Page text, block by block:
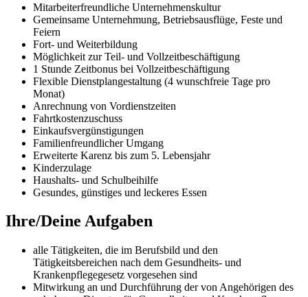
Mitarbeiterfreundliche Unternehmenskultur
Gemeinsame Unternehmung, Betriebsausflüge, Feste und
Feiern
Fort- und Weiterbildung
Möglichkeit zur Teil- und Vollzeitbeschäftigung
1 Stunde Zeitbonus bei Vollzeitbeschäftigung
Flexible Dienstplangestaltung (4 wunschfreie Tage pro
Monat)
Anrechnung von Vordienstzeiten
Fahrtkostenzuschuss
Einkaufsvergünstigungen
Familienfreundlicher Umgang
Erweiterte Karenz bis zum 5. Lebensjahr
Kinderzulage
Haushalts- und Schulbeihilfe
Gesundes, günstiges und leckeres Essen
Ihre/Deine Aufgaben
alle Tätigkeiten, die im Berufsbild und den
Tätigkeitsbereichen nach dem Gesundheits- und
Krankenpflegegesetz vorgesehen sind
Mitwirkung an und Durchführung der von Angehörigen des